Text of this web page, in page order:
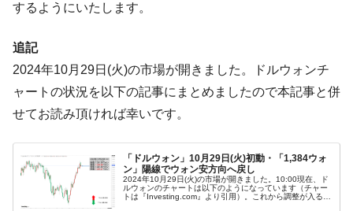
にぶん殴る法案」提出！⇒ クーパン問題は合衆国企業に対
『Money1』
他人事のような発言。
『Money1』
韓国半導体『SKハイニックス』2026年2Qの
業績「史上最高益」当期純利益は前年同期比13.4倍に。
『Money1』
韓国･加徳島新国際空港「またも暗礁」の危
機 ⇒ 10.7兆では損が出るからできない。
『Money1』
【速報】韓国株式市場の暴落・本日07月29
日(水)もサイドカー・サーキットブレイカーの二段コンボ
するようにいたします。
追記
2024年10月29日(火)の市場が開きました。ドルウォンチ
ャートの状況を以下の記事にまとめましたので本記事と併
せてお読み頂ければ幸いです。
「ドルウォン」10月29日(火)初動・「1,384ウォ
ン」陽線でウォン安方向へ戻し
2024年10月29日(火)の市場が開きました。10:00現在、ド
ルウォンのチャートは以下のようになっています（チャー
トは『Investing.com』より引用）。これから調整が入るか